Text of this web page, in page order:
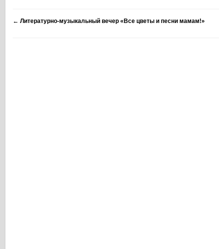
← Литературно-музыкальный вечер «Все цветы и песни мамам!»